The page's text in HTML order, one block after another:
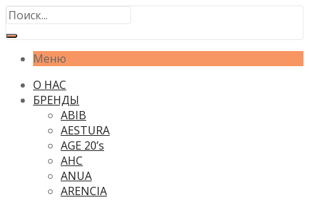
Меню
О НАС
БРЕНДЫ
ABIB
AESTURA
AGE 20’s
AHC
ANUA
ARENCIA